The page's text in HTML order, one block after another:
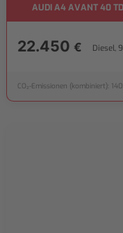
AUDI A4 AVANT 40
22.450 € Diesel,
CO₂-Emissionen (kombiniert):